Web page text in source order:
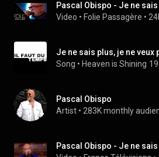
Video • Folie Passagère •
Je ne sais plus, je ne veux
Song • Heaven is Shining
Pascal Obispo
Artist • 283K monthly